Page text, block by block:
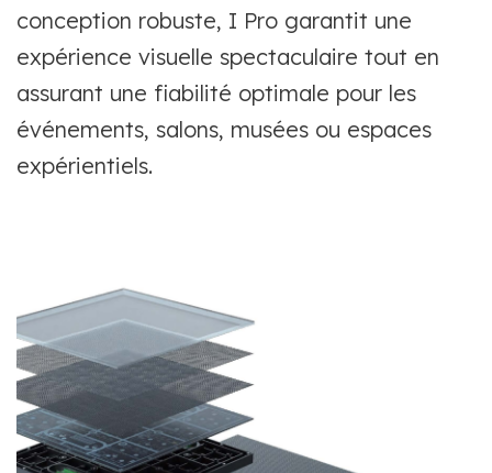
conception robuste, I Pro garantit une
expérience visuelle spectaculaire tout en
assurant une fiabilité optimale pour les
événements, salons, musées ou espaces
expérientiels.